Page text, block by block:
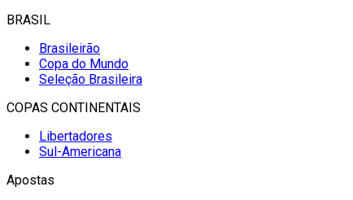
BRASIL
Brasileirão
Copa do Mundo
Seleção Brasileira
COPAS CONTINENTAIS
Libertadores
Sul-Americana
Apostas